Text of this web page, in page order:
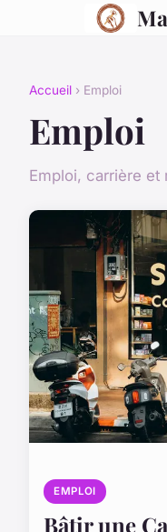
Accueil › Emploi
Emploi
Emploi, carrière et
EMPLOI
Bâtir une